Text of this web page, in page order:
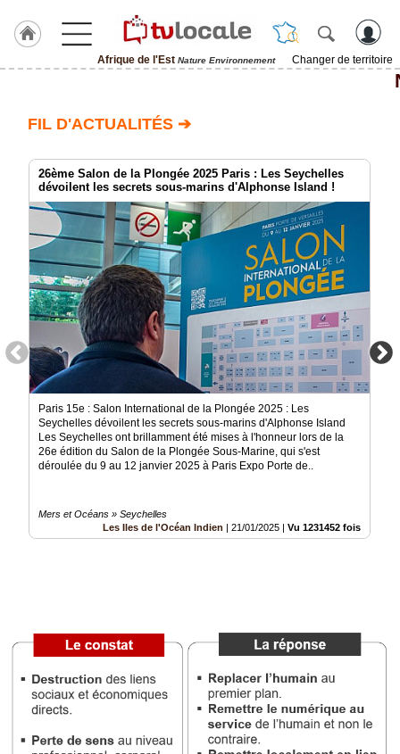
Afrique de l'Est Nature Environnement
Changer de territoire
Afrique
France
Accueil
RUBRIQUES
Agenda
Gazette
Vidéos
Médias
Prémium
éditeur
FIL D'ACTUALITÉS ➔
26ème Salon de la Plongée 2025 Paris : Les Seychelles
dévoilent les secrets sous-marins d'Alphonse Island !
Paris 15e : Salon International de la Plongée 2025 : Les
Seychelles dévoilent les secrets sous-marins d'Alphonse Island
Les Seychelles ont brillamment été mises à l'honneur lors de la
26e édition du Salon de la Plongée Sous-Marine, qui s'est
déroulée du 9 au 12 janvier 2025 à Paris Expo Porte de..
Mers et Océans » Seychelles
Les Iles de l'Océan Indien
21/01/2025 Vu 1231452 fois